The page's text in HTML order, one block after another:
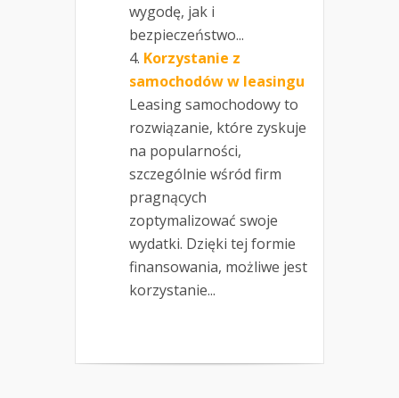
wygodę, jak i
bezpieczeństwo...
Korzystanie z
samochodów w leasingu
Leasing samochodowy to
rozwiązanie, które zyskuje
na popularności,
szczególnie wśród firm
pragnących
zoptymalizować swoje
wydatki. Dzięki tej formie
finansowania, możliwe jest
korzystanie...